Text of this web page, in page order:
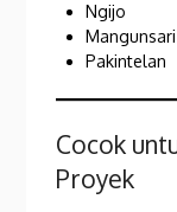
Ngijo
Mangunsari
Pakintelan
Cocok
Proyek